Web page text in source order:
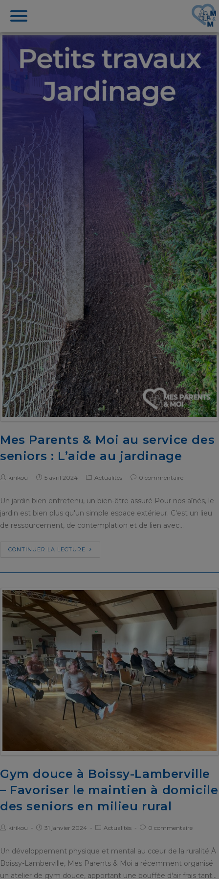
Mes Parents & Moi au service des
seniors : L’aide au jardinage
kirikou 5 avril 2024 Actualités 0 commentaire
Un jardin bien entretenu, un bien-être assuré Pour nos aînés, le
jardin est bien plus qu'un simple espace extérieur. C'est un lieu
de ressourcement, de contemplation et de lien avec…
CONTINUER LA LECTURE
Gym douce à Boissy-Lamberville
– Favoriser le maintien à domicile
des seniors en milieu rural
kirikou 31 janvier 2024 Actualités 0 commentaire
Un développement physique et mental au cœur de la ruralité À
Boissy-Lamberville, Mes Parents & Moi a récemment organisé
un atelier de gym douce, apportant une bouffée d'air frais tant…